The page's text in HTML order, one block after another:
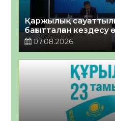
Қаржылық
бағытталған кездесу
07.08.2026